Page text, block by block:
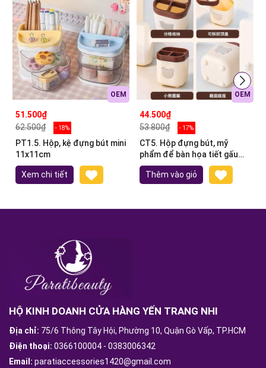
OEM
51.500₫
62.500₫
- 18%
PT1.5. Hộp, kệ đựng bút mini
11x11cm
Xem chi tiết
OEM
44.500₫
53.800₫
- 17%
CT5. Hộp đựng bút, mỹ
phẩm để bàn họa tiết gấu
12.5x10.5x10.5cm
Thêm vào giỏ
HỘ KINH DOANH CỬA HÀNG YẾN TRANG NHI
Địa chỉ: 75/6 Thông Tây Hội, Phường 10, Quận Gò Vấp, TP.HCM
Điện thoại: 0366100004 - 0383006342
Email: paratiaccessories1420@gmail.com